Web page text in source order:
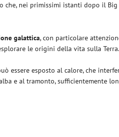
che, nei primissimi istanti dopo il Big
galattica, con particolare
le origini della vita sulla Terra.
essere esposto al calore, che
e al tramonto, sufficientemente